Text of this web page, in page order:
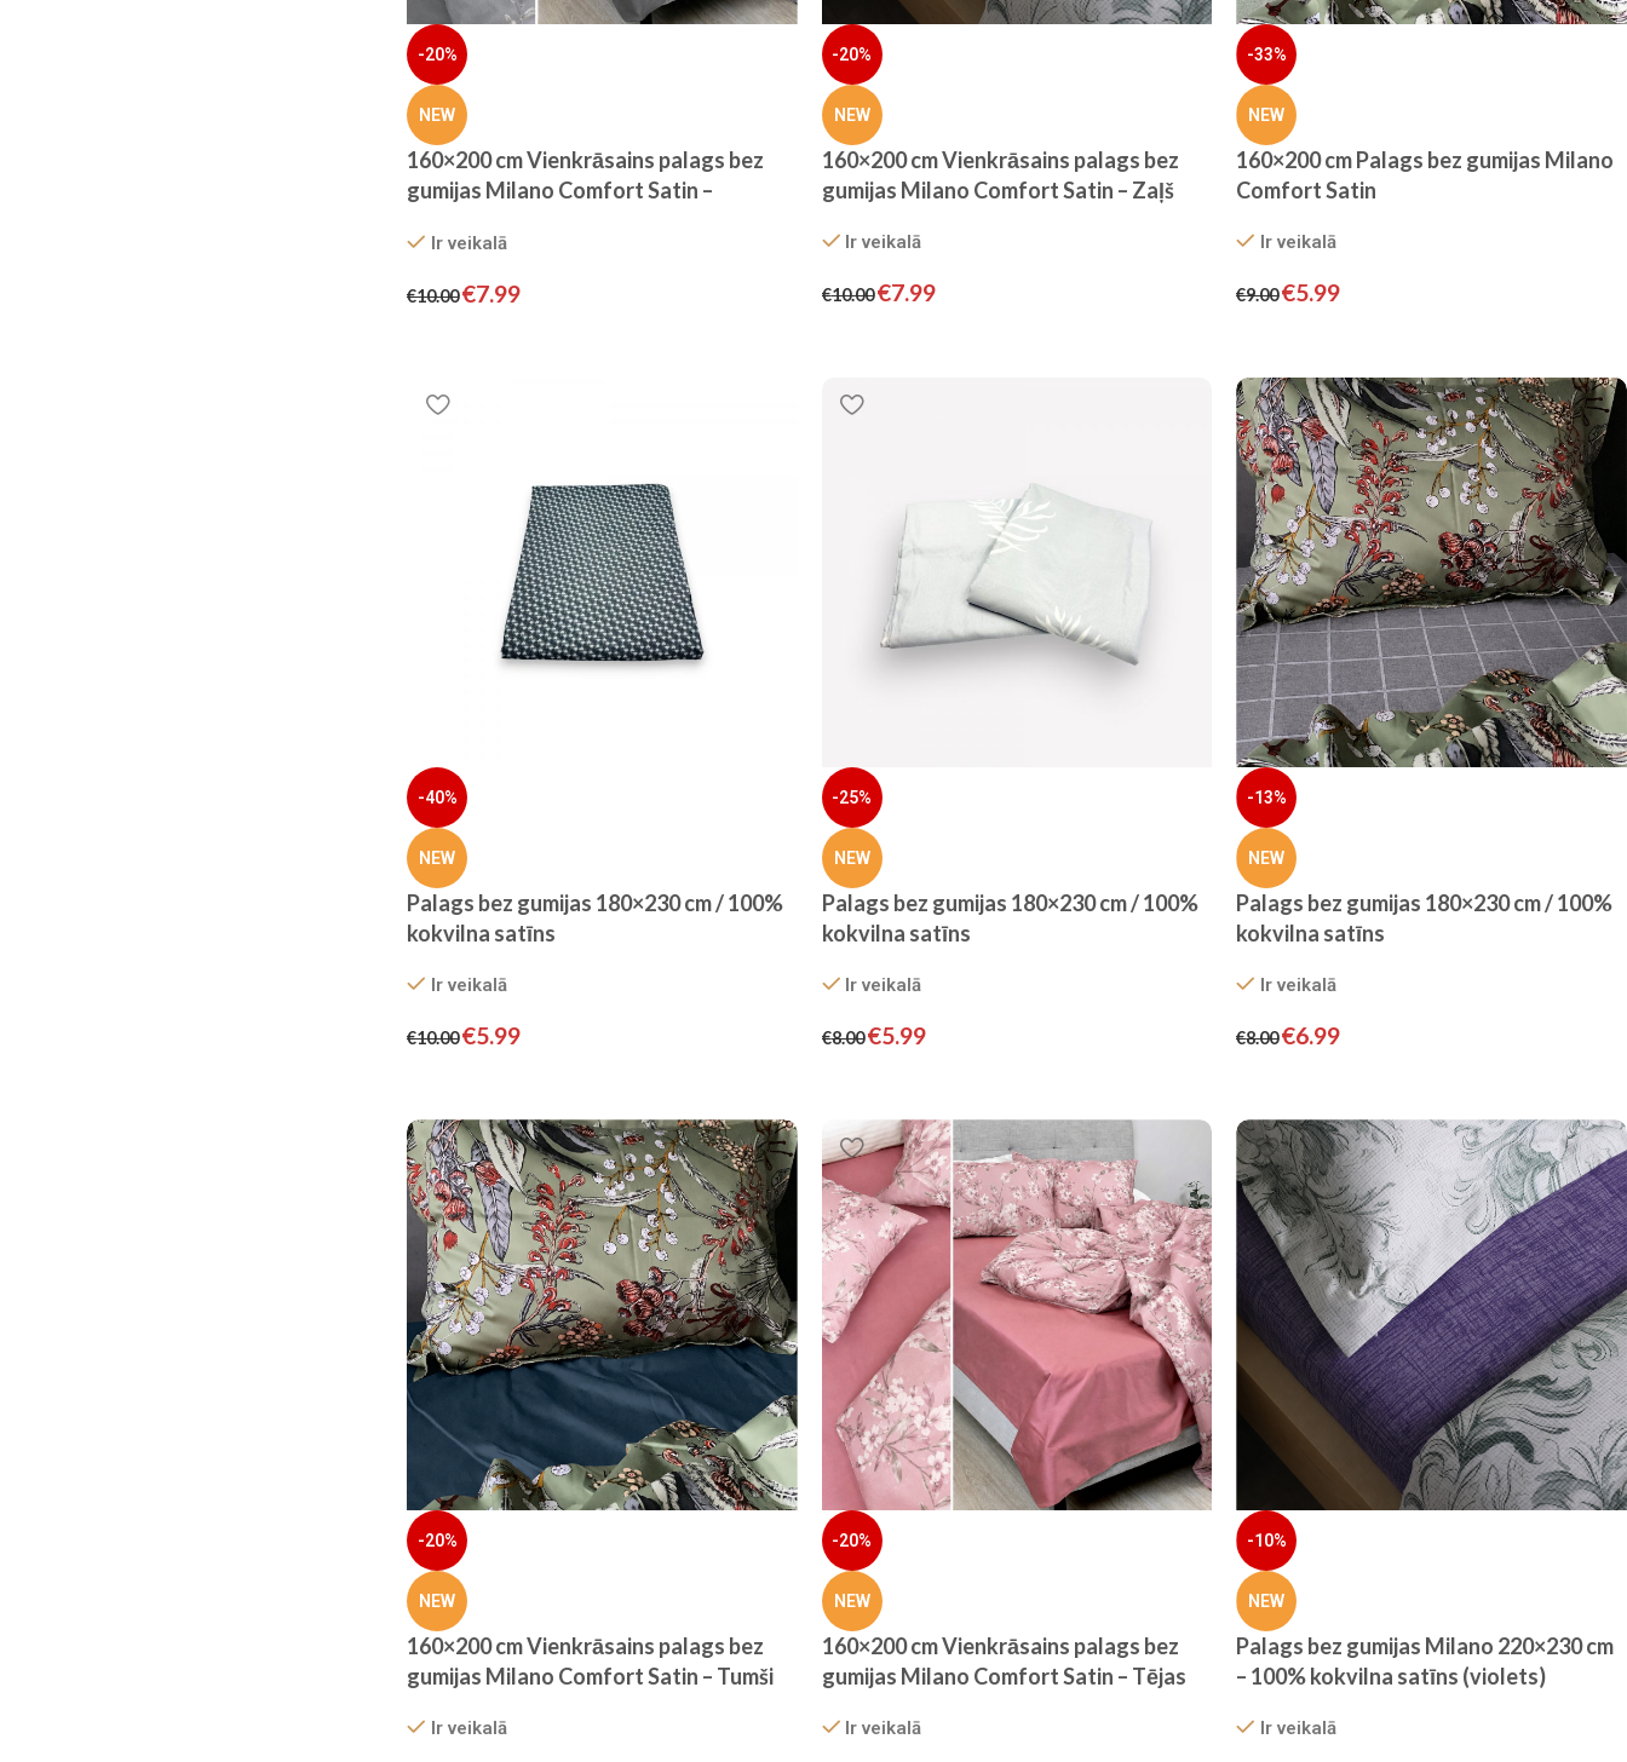
-20%
NEW
160×200 cm Vienkrāsains palags bez
gumijas Milano Comfort Satin –
Ir veikalā
€10.00€7.99
-20%
NEW
160×200 cm Vienkrāsains palags bez
gumijas Milano Comfort Satin – Zaļš
Ir veikalā
€10.00€7.99
-33%
NEW
160×200 cm Palags bez gumijas Milano
Comfort Satin
Ir veikalā
€9.00€5.99
-40%
NEW
Palags bez gumijas 180×230 cm / 100%
kokvilna satīns
Ir veikalā
€10.00€5.99
-25%
NEW
Palags bez gumijas 180×230 cm / 100%
kokvilna satīns
Ir veikalā
€8.00€5.99
-13%
NEW
Palags bez gumijas 180×230 cm / 100%
kokvilna satīns
Ir veikalā
€8.00€6.99
-20%
NEW
160×200 cm Vienkrāsains palags bez
gumijas Milano Comfort Satin – Tumši
Ir veikalā
-20%
NEW
160×200 cm Vienkrāsains palags bez
gumijas Milano Comfort Satin – Tējas
Ir veikalā
-10%
NEW
Palags bez gumijas Milano 220×230 cm
– 100% kokvilna satīns (violets)
Ir veikalā